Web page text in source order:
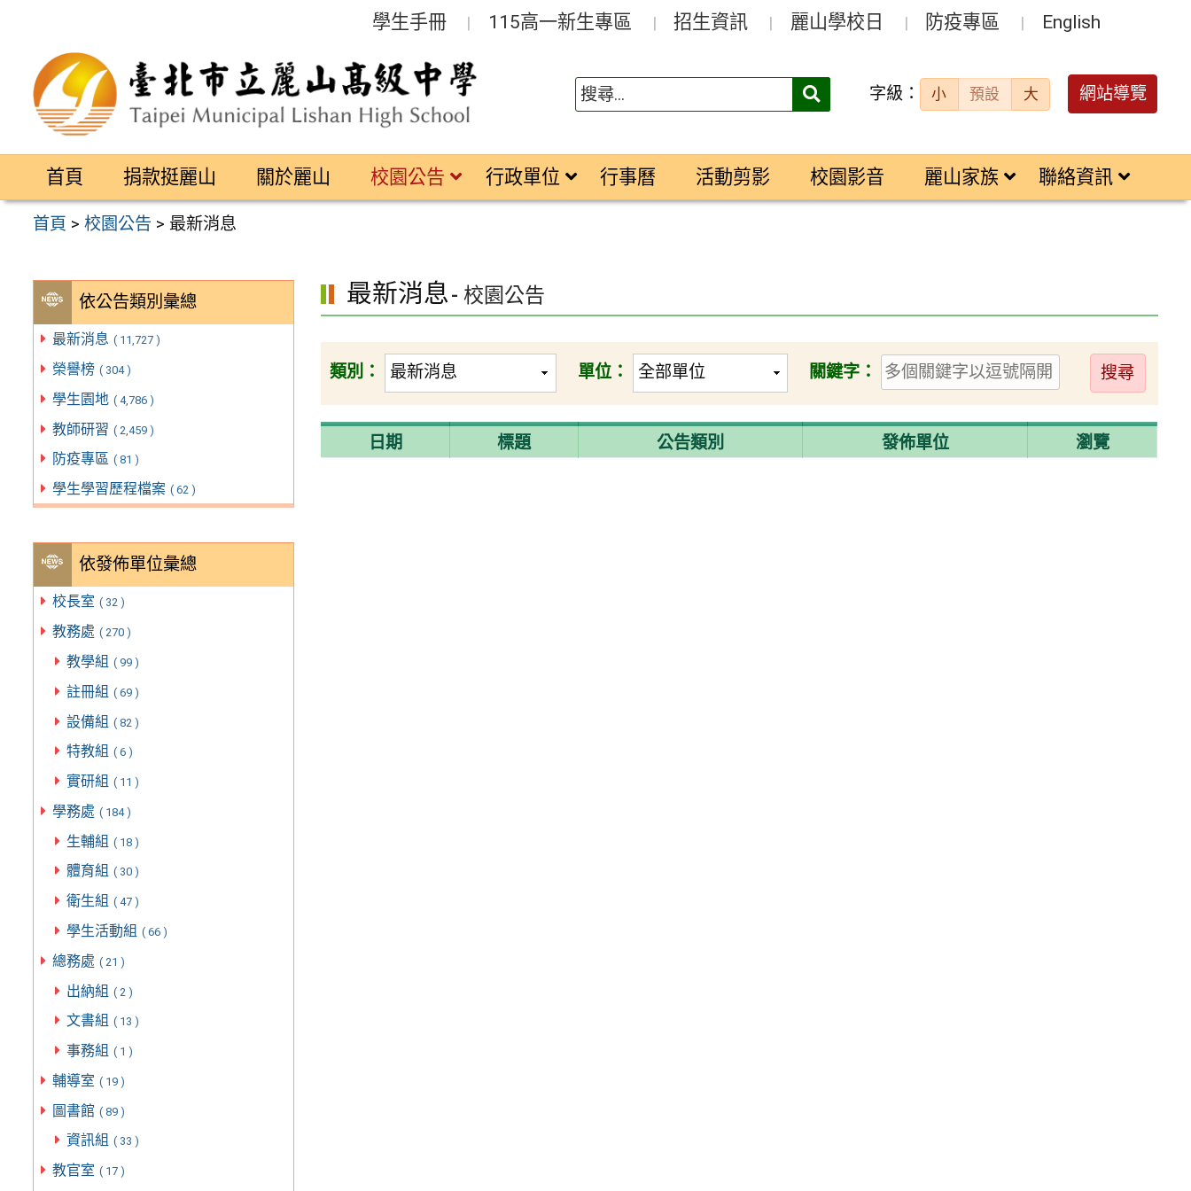
區
學生手冊 115高一新生專區 招生資訊 麗山學校日 防疫專區 English
搜
字級： 小 預設 大 網站導覽
首頁 捐款挺麗山 關於麗山 校園公告 行政單位 行事曆 活動剪影 校園影音 麗山家族 聯絡資訊
首頁 >校園公告 > 最新消息
依公告類別彙總
最新消息 ( 11,727 )
榮譽榜 ( 304 )
學生園地 ( 4,786 )
教師研習 ( 2,459 )
防疫專區 ( 81 )
學生學習歷程檔案 ( 62 )
依發佈單位彙總
校長室 ( 32 )
教務處 ( 270 )
教學組 ( 99 )
註冊組 ( 69 )
設備組 ( 82 )
特教組 ( 6 )
實研組 ( 11 )
學務處 ( 184 )
生輔組 ( 18 )
體育組 ( 30 )
衛生組 ( 47 )
學生活動組 ( 66 )
總務處 ( 21 )
出納組 ( 2 )
文書組 ( 13 )
事務組 ( 1 )
輔導室 ( 19 )
圖書館 ( 89 )
資訊組 ( 33 )
教官室 ( 17 )
最新消息- 校園公告
類別： 單位： 關鍵字：
送
出
日期 標題 公告類別 發佈單位 瀏覽